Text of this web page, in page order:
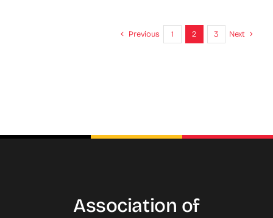
Previous 1 2 3 Next
Association of